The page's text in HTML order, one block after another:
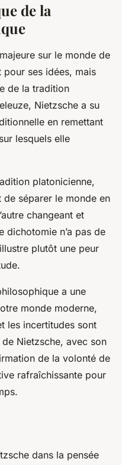
de la
sur le monde de
pour ses idées, mais
de la tradition
Nietzsche a su
en remettant
lesquels elle
platonicienne,
séparer le monde en
changeant et
dichotomie n’a pas de
plutôt une peur
a une
monde moderne,
les incertitudes sont
Nietzsche, avec son
de la volonté de
rafraîchissante pour
dans la pensée